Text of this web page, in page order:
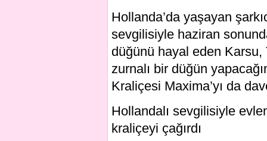
Hollanda’da yaşayan
sevgilisiyle haziran
düğünü hayal eden
zurnalı bir düğün
Kraliçesi Maxima’yı da
Hollandalı sevgilisiyle
kraliçeyi çağırdı